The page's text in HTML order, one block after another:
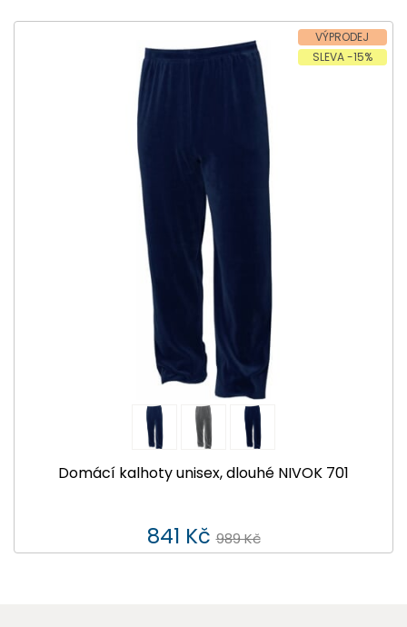
VÝPRODEJ
SLEVA -15%
Domácí kalhoty unisex, dlouhé NIVOK 701
841 Kč 989 Kč